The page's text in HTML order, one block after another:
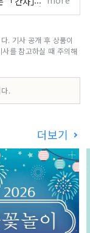
로'를 낳았다. 이
문화인 다도 등, 일
차면에서 리드해,
하고 아름다운 차
가 우량한 상태로
다.
. 기사 공개 후 상품이
를 참고하실 때 주의해
.
더보기